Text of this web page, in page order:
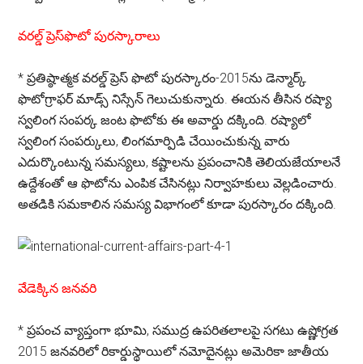
వరల్డ్ ప్రెస్‌ఫొటో పురస్కారాలు
* ప్రతిష్ఠాత్మక వరల్డ్ ప్రెస్ ఫొటో పురస్కారం-2015ను డెన్మార్క్
ఫొటోగ్రాఫర్ మాడ్స్ నిస్సేన్ గెలుచుకున్నారు. ఈయన తీసిన రష్యా
స్వలింగ సంపర్క జంట ఫొటోకు ఈ అవార్డు దక్కింది. రష్యాలో
స్వలింగ సంపర్కులు, లింగమార్పిడి చేయించుకున్న వారు
ఎదుర్కొంటున్న సమస్యలు, కష్టాలను ప్రపంచానికి తెలియజేయాలనే
ఉద్దేశంతో ఆ ఫొటోను ఎంపిక చేసినట్లు నిర్వాహకులు వెల్లడించారు.
అతడికి సమకాలిన సమస్య విభాగంలో కూడా పురస్కారం దక్కింది.
వేడెక్కిన జనవరి
* ప్రపంచ వ్యాప్తంగా భూమి, సముద్ర ఉపరితలాలపై సగటు ఉష్ణోగ్రత
2015 జనవరిలో రికార్డుస్థాయిలో నమోదైనట్లు అమెరికా జాతీయ